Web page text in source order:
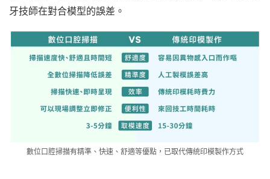
牙技師在對合模型的誤差。
數位口腔掃描有精準、快速、舒適等優點，已取代傳統印模製作方式